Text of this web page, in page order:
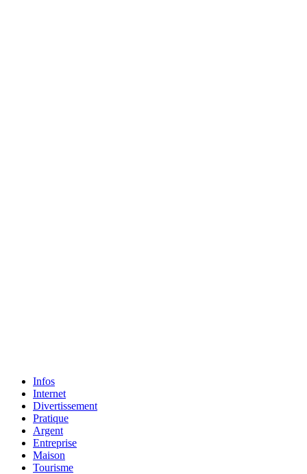
Formulaire
recherche
Infos
Internet
Divertissement
Pratique
Argent
Entreprise
Maison
Tourisme